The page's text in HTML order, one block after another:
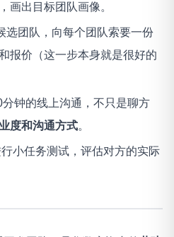
画出目标团队画像。
选团队，向每个团队索要一份
报价（这一步本身就是很好的
钟的线上沟通，不只是聊方
度和沟通方式。
小任务测试，评估对方的实际